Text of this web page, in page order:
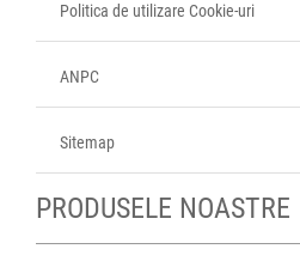
Politica de utilizare Cookie-uri
ANPC
Sitemap
PRODUSELE NOASTRE